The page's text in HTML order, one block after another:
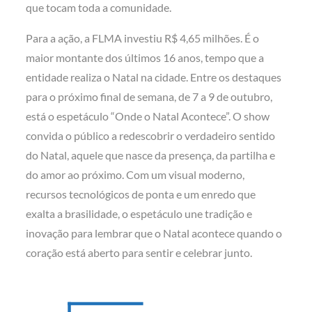
que tocam toda a comunidade.
Para a ação, a FLMA investiu R$ 4,65 milhões. É o
maior montante dos últimos 16 anos, tempo que a
entidade realiza o Natal na cidade. Entre os destaques
para o próximo final de semana, de 7 a 9 de outubro,
está o espetáculo “Onde o Natal Acontece”. O show
convida o público a redescobrir o verdadeiro sentido
do Natal, aquele que nasce da presença, da partilha e
do amor ao próximo. Com um visual moderno,
recursos tecnológicos de ponta e um enredo que
exalta a brasilidade, o espetáculo une tradição e
inovação para lembrar que o Natal acontece quando o
coração está aberto para sentir e celebrar junto.